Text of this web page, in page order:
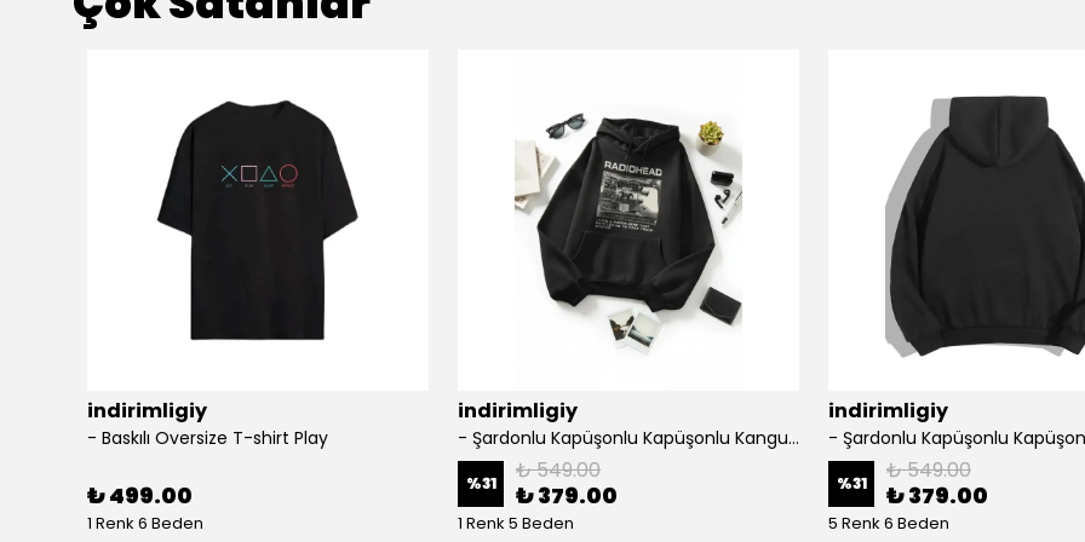
indirimligiy
- Baskılı Oversize T-shirt Play
₺ 499.00
1 Renk 6 Beden
indirimligiy
- Şardonlu Kapüşonlu Kapüşonlu Kanguru Cep Oversize Lastik Paça Sweatshirt Takimi
%31 ₺ 549.00
₺ 379.00
1 Renk 5 Beden
indirimligiy
%31 ₺ 549.00
₺ 379.00
5 Renk 6 Beden